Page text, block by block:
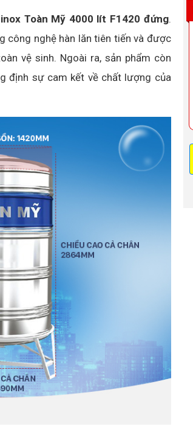
Toàn Mỹ 4000 lít F1420 đứng.
công nghệ hàn lăn tiên tiến và được
vệ sinh. Ngoài ra, sản phẩm còn
định sự cam kết về chất lượng của